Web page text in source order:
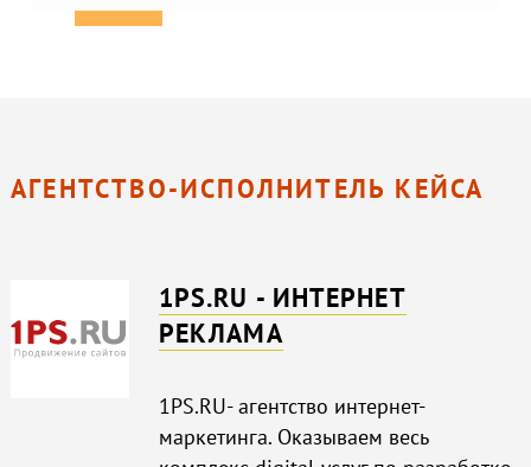
АГЕНТСТВО-ИСПОЛНИТЕЛЬ КЕЙСА
1PS.RU - ИНТЕРНЕТ
РЕКЛАМА
1PS.RU- агентство интернет-
маркетинга. Оказываем весь